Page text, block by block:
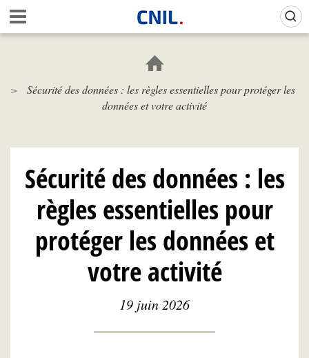
Aller
au
contenu
c
i
l
N
L
Sécurité des données : les règles essentielles pour protéger les
données et votre activité
Sécurité des données : les
règles essentielles pour
protéger les données et
votre activité
19 juin 2026
Gestion de vos préférences sur les cookies (témoins de connexion)